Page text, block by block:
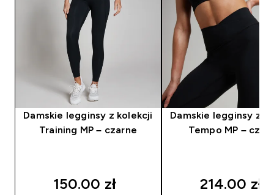
Damskie legginsy z kolekcji
Training MP – czarne
150.00 zł‎
Damskie legginsy z
Tempo MP –
214.00 zł‎